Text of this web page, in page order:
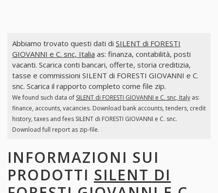
Abbiamo trovato questi dati di SILENT di FORESTI
GIOVANNI e C. snc, Italia as: finanza, contabilità, posti
vacanti. Scarica conti bancari, offerte, storia creditizia,
tasse e commissioni SILENT di FORESTI GIOVANNI e C.
snc. Scarica il rapporto completo come file zip.
We found such data of SILENT di FORESTI GIOVANNI e C. snc, Italyas:
finance, accounts, vacancies. Download bank accounts, tenders, credit
history, taxes and fees SILENT di FORESTI GIOVANNI e C. snc.
Download full report as zip-file.
INFORMAZIONI SUI
PRODOTTI SILENT DI